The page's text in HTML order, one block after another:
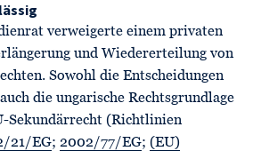
verweigerte einem privaten
und Wiedererteilung von
Sowohl die Entscheidungen
die ungarische Rechtsgrundlage
Sekundärrecht (Richtlinien
21/EG; 2002/77/EG; (EU)